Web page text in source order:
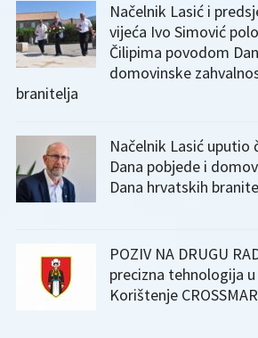
Načelnik Lasić i
vijeća Ivo Simović
Čilipima povodom
domovinske
branitelja
Načelnik Lasić
Dana pobjede i
Dana hrvatskih
POZIV NA DRUGU
precizna tehnologija
Korištenje